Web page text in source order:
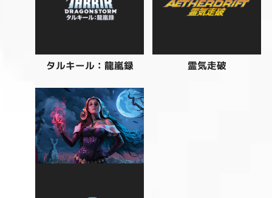
タルキール：龍嵐録 霊気走破